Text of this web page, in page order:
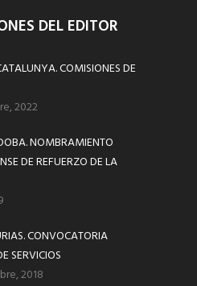
DEL EDITOR
COMISIONES DE
2022
NOMBRAMIENTO
DE REFUERZO DE LA
CONVOCATORIA
SERVICIOS
2018